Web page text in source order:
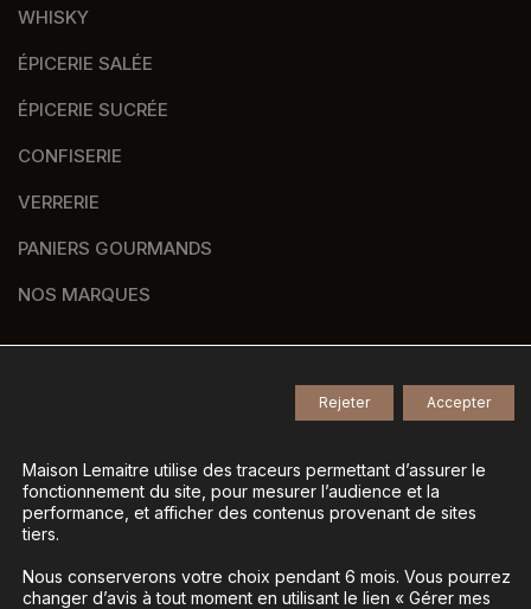
WHISKY
ÉPICERIE SALÉE
ÉPICERIE SUCRÉE
CONFISERIE
VERRERIE
PANIERS GOURMANDS
NOS MARQUES
Tous droits réservés -
Mentions légales-
Gestion des données personnelles-
Gérer mes cookies
Maison Lemaitre utilise des traceurs permettant d’assurer le
fonctionnement du site, pour mesurer l’audience et la
performance, et afficher des contenus provenant de sites
tiers.
Nous conserverons votre choix pendant 6 mois. Vous pourrez
changer d’avis à tout moment en utilisant le lien « Gérer mes
Accepter
Rejeter